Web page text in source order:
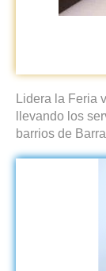
Lidera la Feria
llevando los
barrios de